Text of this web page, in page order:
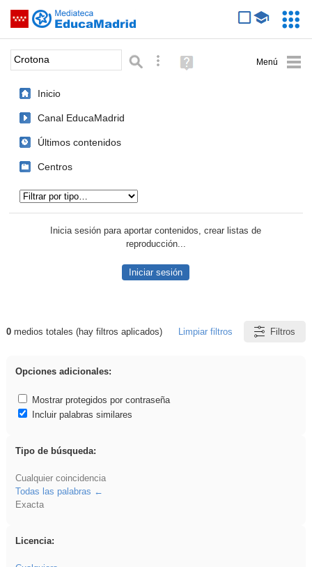
Saltar navegación
Palabra o frase: Búsqueda avanzada
Ayuda
(en
Inicio
Canal EducaMadrid
Últimos contenidos
Centros
Inicia sesión para aportar contenidos, crear listas de
reproducción...
Iniciar sesión
Resultados de: Crotona
0medios totales (hay filtros aplicados) Limpiar filtros Filtros
Opciones adicionales:
Mostrar protegidos por contraseña
Incluir palabras similares
Tipo de búsqueda:
Cualquier coincidencia
Todas las palabras
Exacta
Licencia: